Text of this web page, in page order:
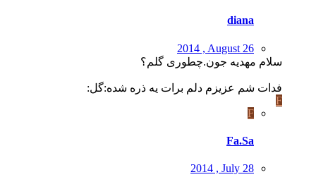
diana
2014 , August 26
سلام مهدیه جون.چطوری گلم؟
فدات شم عزیزم دلم برات یه ذره شده:گل:
F
F
Fa.Sa
2014 , July 28